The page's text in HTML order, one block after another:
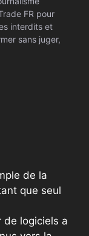
FR pour
interdits et
sans juger,
de la
que seul
de logiciels a